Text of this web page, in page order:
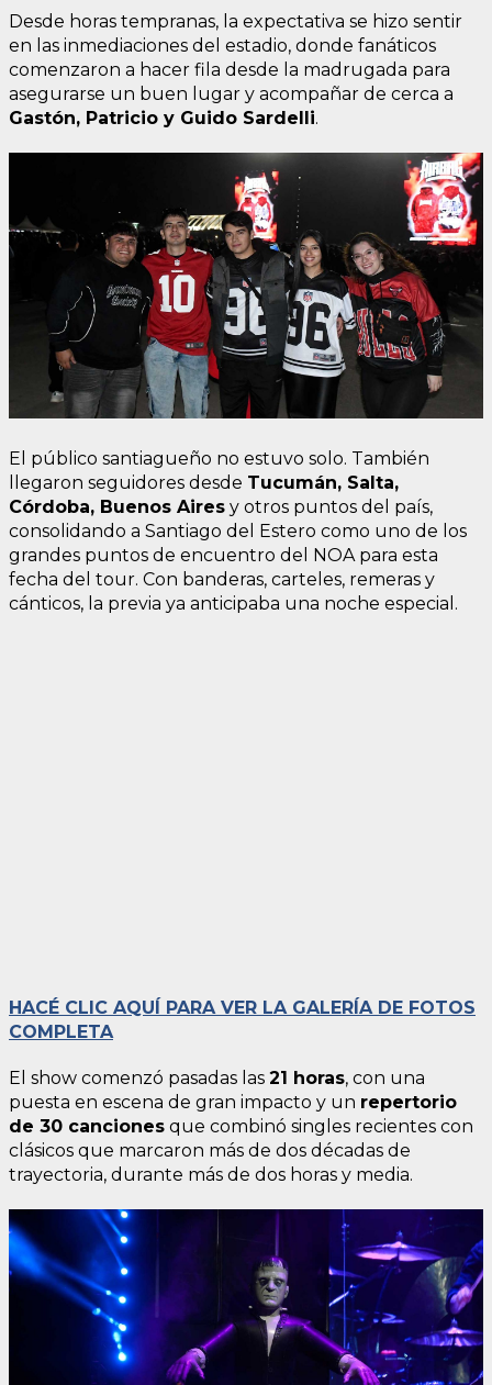
Desde horas tempranas, la expectativa se hizo sentir
en las inmediaciones del estadio, donde fanáticos
comenzaron a hacer fila desde la madrugada para
asegurarse un buen lugar y acompañar de cerca a
Gastón, Patricio y Guido Sardelli.
El público santiagueño no estuvo solo. También
llegaron seguidores desde Tucumán, Salta,
Córdoba, Buenos Aires y otros puntos del país,
consolidando a Santiago del Estero como uno de los
grandes puntos de encuentro del NOA para esta
fecha del tour. Con banderas, carteles, remeras y
cánticos, la previa ya anticipaba una noche especial.
HACÉ CLIC AQUÍ PARA VER LA GALERÍA DE FOTOS
COMPLETA
El show comenzó pasadas las 21 horas, con una
puesta en escena de gran impacto y un repertorio
de 30 canciones que combinó singles recientes con
clásicos que marcaron más de dos décadas de
trayectoria, durante más de dos horas y media.